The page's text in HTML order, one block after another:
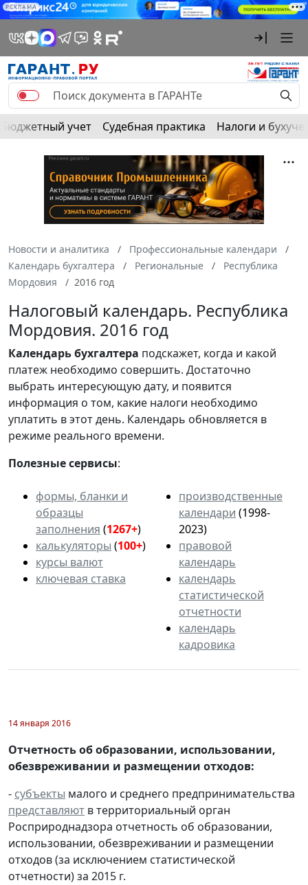
РЕКЛАМА
Бюджетный учет Судебная практика Налоги и
Новости и аналитика
Профессиональные календари
Календарь бухгалтера
Региональные
Республика
Мордовия
2016 год
Налоговый календарь. Республика
Мордовия. 2016 год
Календарьбухгалтера подскажет, когда и какой
платеж необходимо совершить. Достаточно
выбрать интересующую дату, и появится
информация о том, какие налоги необходимо
уплатить в этот день. Календарь обновляется в
режиме реального времени.
Полезные сервисы:
формы, бланки и
образцы
заполнения (1267+)
калькуляторы (100+)
курсы валют
ключевая ставка
производственные
календари (1998-
2023)
правовой
календарь
календарь
статистической
отчетности
календарь
кадровика
14 января 2016
Отчетность об образовании, использовании,
обезвреживании и размещении отходов:
- субъекты малого и среднего предпринимательства
представляют в территориальный орган
Росприроднадзора отчетность об образовании,
использовании, обезвреживании и размещении
отходов (за исключением статистической
отчетности) за 2015 г.